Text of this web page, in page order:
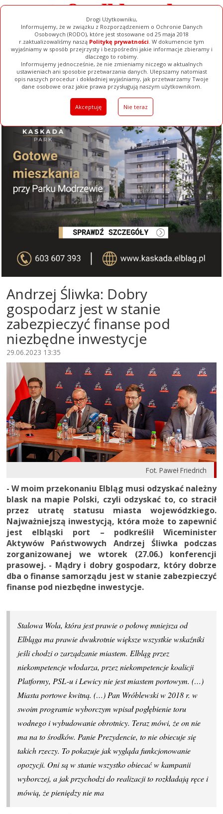
Drogi Użytkowniku,
Informujemy, że w związku z Rozporządzeniem o Ochronie Danych
Osobowych (RODO), które jest stosowane od 25 maja 2018
r.zaktualizowaliśmy naszą Politykę prywatności. W dokumencie tym
wyjaśniamy w sposób przejrzysty i bezpośredni jakie informacje zbieramy i
dlaczego to robimy.
Informujemy jednocześnie, że nie zmieniamy niczego w aktualnych
ustawieniach ani sposobie przetwarzania danych. Ulepszamy natomiast
opis naszych procedur i dokładniej wyjaśniamy, jak przetwarzamy Twoje
dane osobowe oraz jakie prawa przysługują naszym użytkownikom.
Akceptuję Nie teraz
Ogłoszenia Filmy Galerie Baza Firm Pełna Wersja
Andrzej Śliwka: Dobry
gospodarz jest w stanie
zabezpieczyć finanse pod
niezbędne inwestycje
29.06.2023 13:35
Fot. Paweł Friedrich
- W moim przekonaniu Elbląg musi odzyskać należny
blask na mapie Polski, czyli odzyskać to, co stracił
przez utratę statusu miasta wojewódzkiego.
Najważniejszą inwestycją, która może to zapewnić
jest elbląski port – podkreślił Wiceminister
Aktywów Państwowych Andrzej Śliwka podczas
zorganizowanej we wtorek (27.06.) konferencji
prasowej. - Mądry i dobry gospodarz, który dobrze
dba o finanse samorządu jest w stanie zabezpieczyć
finanse pod niezbędne inwestycje.
Stalowa Wola, która jest prawie o połowę mniejsza od
Elbląga ma prawie dwukrotnie większe wszystkie wskaźniki
jeśli chodzi o zarządzanie miastem. Elbląg przez
niekompetencje włodarza, przez niekompetencje koalicji
Platformy, PSL-u i Lewicy nie jest miastem portowym. (…)
Miasta portowe kwitną. (…) Pan Wróblewski w 2018 r. w
swoim programie wyborczym wpisał pogłębienie toru
wodnego i wybudowanie obrotnicy. Teraz mówi, że on nie
ma na to środków. Panie Prezydencie, to nie obiecuje się
takich rzeczy. To pokazuje jak wygląda funkcjonowanie
opozycji. Oni są w stanie wszystko obiecać w kampanii
wyborczej, a jak przychodzi do realizacji to rozkładają ręce i
mówią, że pieniędzy nie ma